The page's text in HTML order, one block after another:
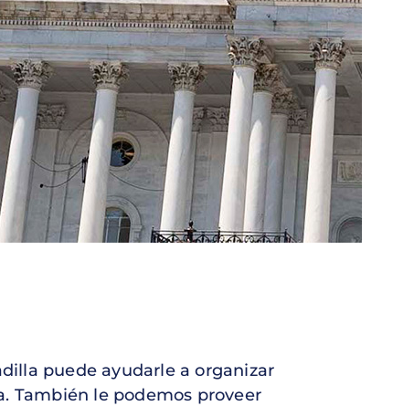
puede ayudarle a organizar
También le podemos proveer